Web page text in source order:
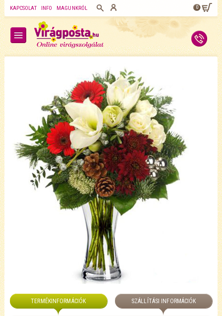
KAPCSOLAT INFO MAGUNKRÓL 0
TERMÉKINFORMÁCIÓK SZÁLLÍTÁSI INFORMÁCIÓK